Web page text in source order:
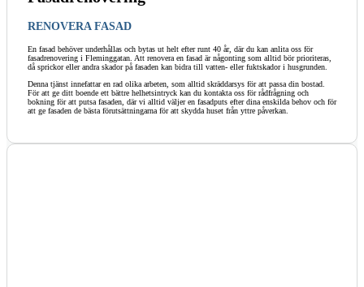
RENOVERA FASAD
En fasad behöver underhållas och bytas ut helt efter runt 40 år, där du kan anlita oss för
fasadrenovering i Fleminggatan. Att renovera en fasad är någonting som alltid bör prioriteras,
då sprickor eller andra skador på fasaden kan bidra till vatten- eller fuktskador i husgrunden.
Denna tjänst innefattar en rad olika arbeten, som alltid skräddarsys för att passa din bostad.
För att ge ditt boende ett bättre helhetsintryck kan du kontakta oss för rådfrågning och
bokning för att putsa fasaden, där vi alltid väljer en fasadputs efter dina enskilda behov och för
att ge fasaden de bästa förutsättningarna för att skydda huset från yttre påverkan.